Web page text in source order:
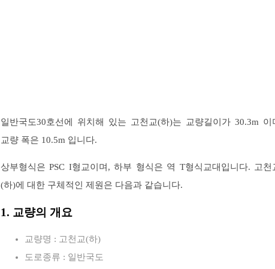
일반국도30호선에 위치해 있는 고천교(하)는 교량길이가 30.3m 이
교량 폭은 10.5m 입니다.
상부형식은 PSC I형교이며, 하부 형식은 역 T형식교대입니다. 고천
(하)에 대한 구체적인 제원은 다음과 같습니다.
1. 교량의 개요
교량명 : 고천교(하)
도로종류 : 일반국도